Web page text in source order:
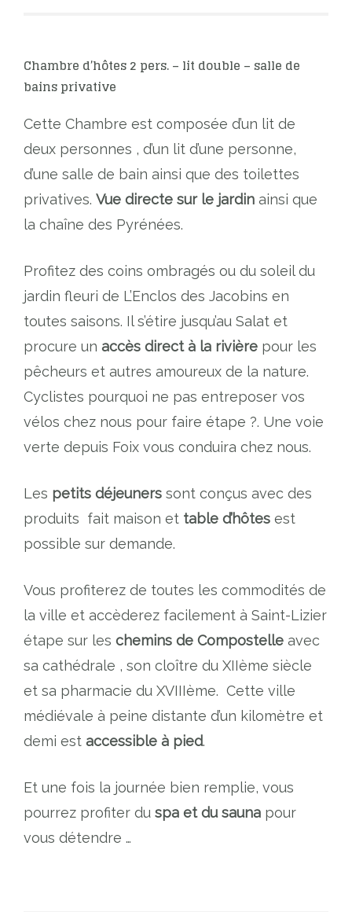
Chambre d’hôtes 2 pers. – lit double – salle de
bains privative
Cette Chambre est composée d’un lit de
deux personnes , d’un lit d’une personne,
d’une salle de bain ainsi que des toilettes
privatives. Vue directe sur le jardin ainsi que
la chaîne des Pyrénées.
Profitez des coins ombragés ou du soleil du
jardin fleuri de L’Enclos des Jacobins en
toutes saisons. Il s’étire jusqu’au Salat et
procure un accès direct à la rivière pour les
pêcheurs et autres amoureux de la nature.
Cyclistes pourquoi ne pas entreposer vos
vélos chez nous pour faire étape ?. Une voie
verte depuis Foix vous conduira chez nous.
Les petits déjeuners sont conçus avec des
produits fait maison et table d’hôtes est
possible sur demande.
Vous profiterez de toutes les commodités de
la ville et accèderez facilement à Saint-Lizier
étape sur les chemins de Compostelle avec
sa cathédrale , son cloître du XIIème siècle
et sa pharmacie du XVIIIème. Cette ville
médiévale à peine distante d’un kilomètre et
demi est accessible à pied.
Et une fois la journée bien remplie, vous
pourrez profiter du spa et du sauna pour
vous détendre …